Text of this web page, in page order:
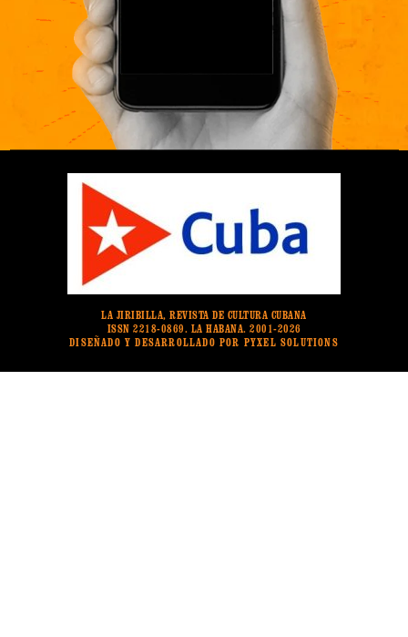
LA JIRIBILLA, REVISTA DE CULTURA CUBANA
ISSN 2218-0869. LA HABANA. 2001-2026
DISEÑADO Y DESARROLLADO POR PYXEL SOLUTIONS